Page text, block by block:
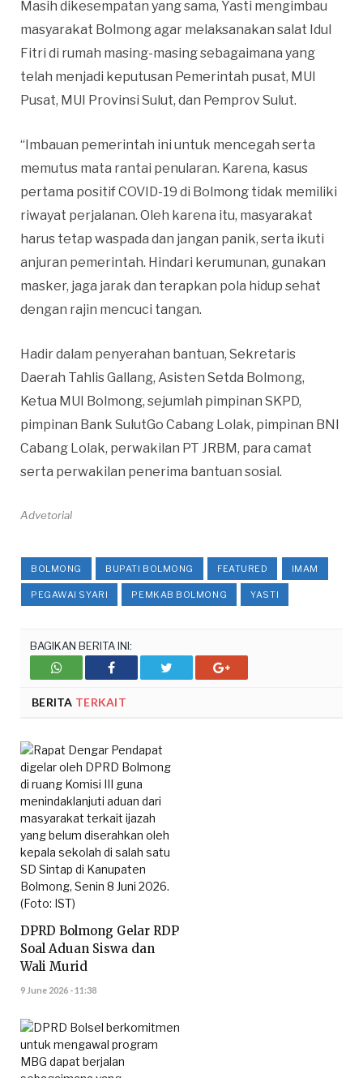
Masih dikesempatan yang sama, Yasti mengimbau
masyarakat Bolmong agar melaksanakan salat Idul
Fitri di rumah masing-masing sebagaimana yang
telah menjadi keputusan Pemerintah pusat, MUI
Pusat, MUI Provinsi Sulut, dan Pemprov Sulut.
“Imbauan pemerintah ini untuk mencegah serta
memutus mata rantai penularan. Karena, kasus
pertama positif COVID-19 di Bolmong tidak memiliki
riwayat perjalanan. Oleh karena itu, masyarakat
harus tetap waspada dan jangan panik, serta ikuti
anjuran pemerintah. Hindari kerumunan, gunakan
masker, jaga jarak dan terapkan pola hidup sehat
dengan rajin mencuci tangan.
Hadir dalam penyerahan bantuan, Sekretaris
Daerah Tahlis Gallang, Asisten Setda Bolmong,
Ketua MUI Bolmong, sejumlah pimpinan SKPD,
pimpinan Bank SulutGo Cabang Lolak, pimpinan BNI
Cabang Lolak, perwakilan PT JRBM, para camat
serta perwakilan penerima bantuan sosial.
Advetorial
BOLMONG BUPATI BOLMONG FEATURED IMAM
PEGAWAI SYARI PEMKAB BOLMONG YASTI
BAGIKAN BERITA INI:
WhatsuppFacebook Google+
BERITA TERKAIT
DPRD Bolmong Gelar RDP
Soal Aduan Siswa dan
Wali Murid
9 June 2026 - 11:38